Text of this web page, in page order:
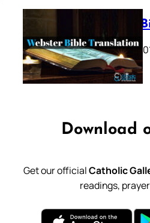
Webster
October 11,
Download
Get our officialCatholic
readings,